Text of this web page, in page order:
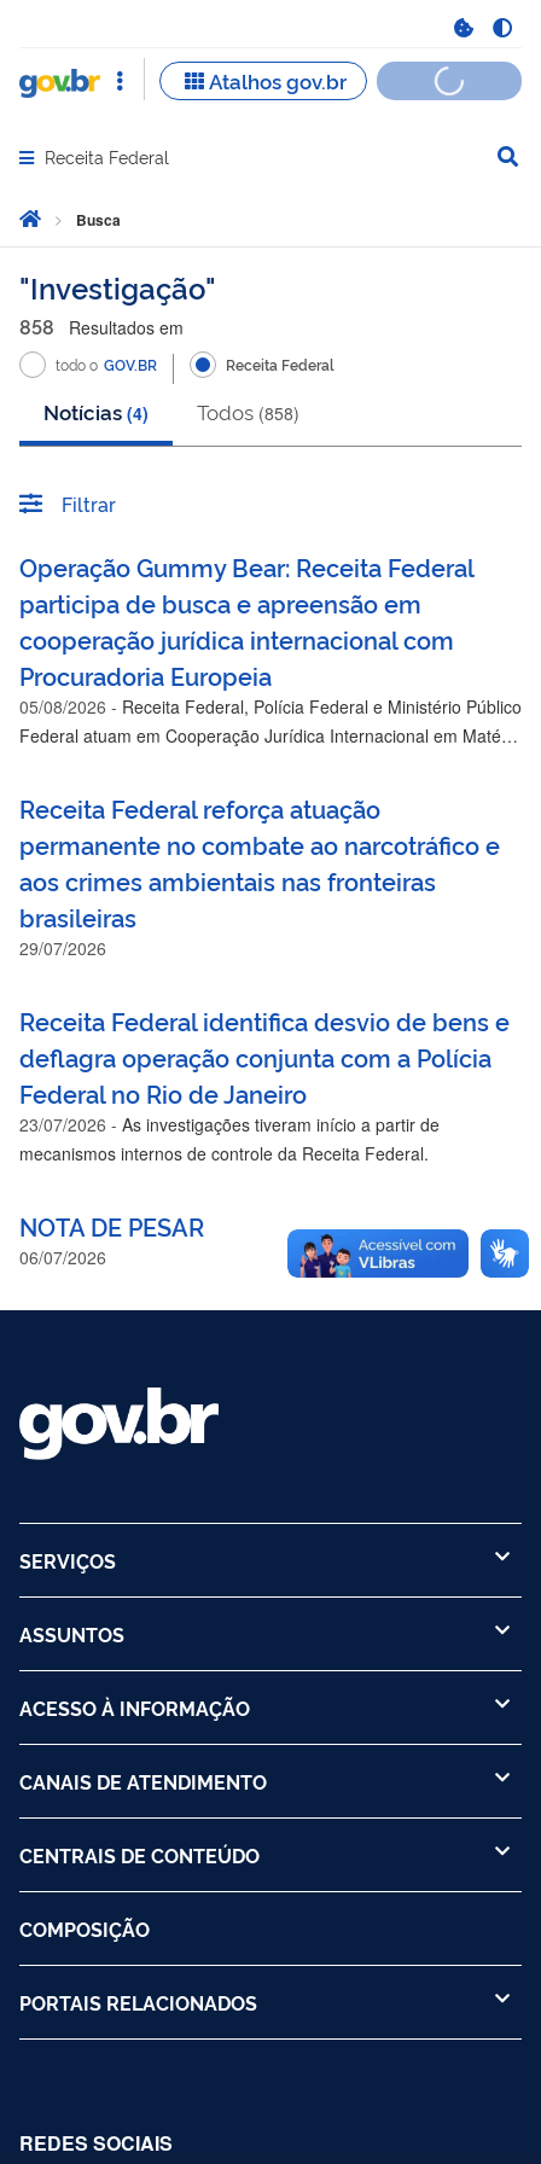
Abrir menu principal de navegação
Receita Federal
Você está aqui:
Página Inicial
Busca
Busca
Investigação
858 Resultados em
todo o GOV.BR Receita Federal
Notícias (4) Todos (858)
Filtrar
Operação Gummy Bear: Receita Federal
participa de busca e apreensão em
cooperação jurídica internacional com
Procuradoria Europeia
05/08/2026 - Receita Federal, Polícia Federal e Ministério Público
Federal atuam em Cooperação Jurídica Internacional em Matéria
Receita Federal reforça atuação
permanente no combate ao narcotráfico e
aos crimes ambientais nas fronteiras
brasileiras
29/07/2026
Receita Federal identifica desvio de bens e
deflagra operação conjunta com a Polícia
Federal no Rio de Janeiro
23/07/2026 - As investigações tiveram início a partir de
mecanismos internos de controle da Receita Federal.
NOTA DE PESAR
06/07/2026
SERVIÇOS
ASSUNTOS
ACESSO À INFORMAÇÃO
CANAIS DE ATENDIMENTO
CENTRAIS DE CONTEÚDO
COMPOSIÇÃO
PORTAIS RELACIONADOS
REDES SOCIAIS